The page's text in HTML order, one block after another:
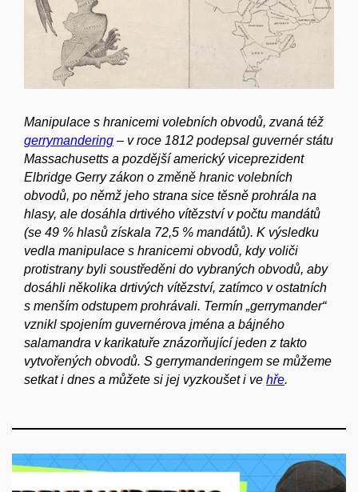
Manipulace s hranicemi volebních obvodů, zvaná též
gerrymandering – v roce 1812 podepsal guvernér státu
Massachusetts a pozdější americký viceprezident
Elbridge Gerry zákon o změně hranic volebních
obvodů, po němž jeho strana sice těsně prohrála na
hlasy, ale dosáhla drtivého vítězství v počtu mandátů
(se 49 % hlasů získala 72,5 % mandátů). K výsledku
vedla manipulace s hranicemi obvodů, kdy voliči
protistrany byli soustředěni do vybraných obvodů, aby
dosáhli několika drtivých vítězství, zatímco v ostatních
s menším odstupem prohrávali. Termín „gerrymander“
vznikl spojením guvernérova jména a bájného
salamandra v karikatuře znázorňující jeden z takto
vytvořených obvodů. S gerrymanderingem se můžeme
setkat i dnes a můžete si jej vyzkoušet i ve hře.